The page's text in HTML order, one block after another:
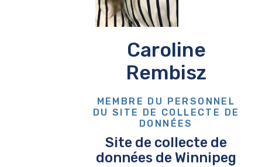
Caroline
Rembisz
MEMBRE DU PERSONNEL
DU SITE DE COLLECTE DE
DONNÉES
Site de collecte de
données de Winnipeg